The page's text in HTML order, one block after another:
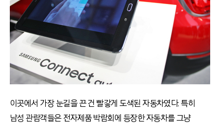
이곳에서 가장 눈길을 끈 건 빨갛게 도색된 자동차였다. 특히
남성 관람객들은 전자제품 박람회에 등장한 자동차를 그냥